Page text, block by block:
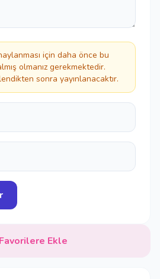
için daha önce bu
olmanız gerekmektedir.
sonra yayınlanacaktır.
Favorilere Ekle